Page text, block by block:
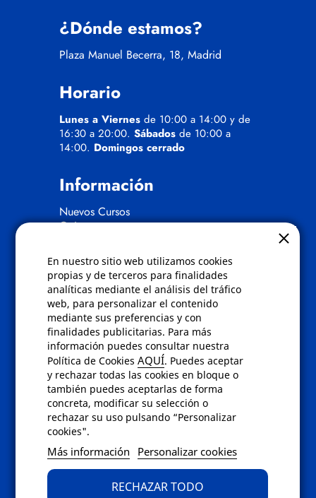
En nuestro sitio web utilizamos cookies
propias y de terceros para finalidades
analíticas mediante el análisis del tráfico
web, para personalizar el contenido
mediante sus preferencias y con
finalidades publicitarias. Para más
información puedes consultar nuestra
Política de CookiesAQUÍ. Puedes aceptar
y rechazar todas las cookies en bloque o
también puedes aceptarlas de forma
concreta, modificar su selección o
rechazar su uso pulsando “Personalizar
cookies".
Más información Personalizar cookies
RECHAZAR TODO
¿Dónde estamos?
Plaza Manuel Becerra, 18, Madrid
Horario
Lunes a Viernes de 10:00 a 14:00 y de
16:30 a 20:00. Sábados de 10:00 a
14:00. Domingos cerrado
Información
Nuevos Cursos
Quienes somos
Políticas
Condiciones de compra
Aviso de privacidad
Cookies
Bajas comunicados comerciales
Derecho de desistimiento
Preguntas frecuentes
Contacto
Envíanos un email a
bien rellena nuestroformulario de
contacto